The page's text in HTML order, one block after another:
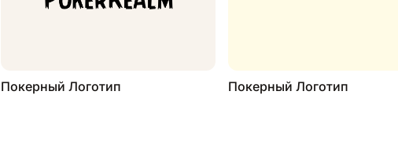
Покерный Логотип Покерный Логотип